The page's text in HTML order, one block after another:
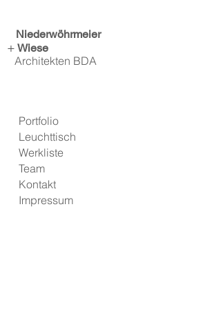
Niederwöhrmeier
+Wiese
Architekten BDA
Portfolio
Leuchttisch
Werkliste
Team
Kontakt
Impressum